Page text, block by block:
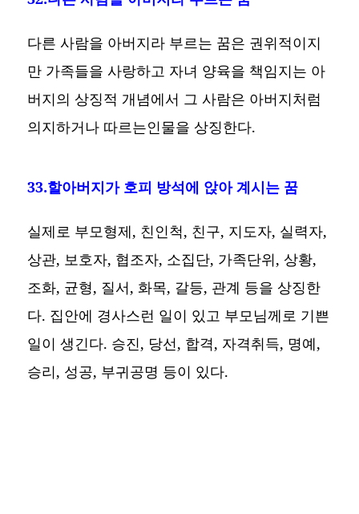
다른 사람을 아버지라 부르는 꿈은 권위적이지
만 가족들을 사랑하고 자녀 양육을 책임지는 아
버지의 상징적 개념에서 그 사람은 아버지처럼
의지하거나 따르는인물을 상징한다.
33.할아버지가 호피 방석에 앉아 계시는 꿈
실제로 부모형제, 친인척, 친구, 지도자, 실력자,
상관, 보호자, 협조자, 소집단, 가족단위, 상황,
조화, 균형, 질서, 화목, 갈등, 관계 등을 상징한
다. 집안에 경사스런 일이 있고 부모님께로 기쁜
일이 생긴다. 승진, 당선, 합격, 자격취득, 명예,
승리, 성공, 부귀공명 등이 있다.